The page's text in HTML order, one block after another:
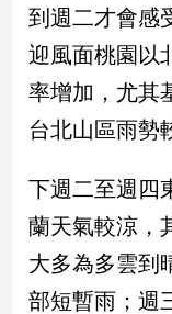
區
南
台
觀
南
台
灣
到週二才會感
迎風面桃園以
率增加，尤其
台北山區雨勢
下週二至週四
蘭天氣較涼，
大多為多雲到
部短暫雨；週